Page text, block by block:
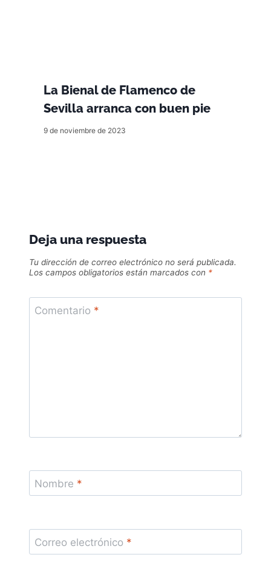
La Bienal de Flamenco de
Sevilla arranca con buen pie
9 de noviembre de 2023
Deja una respuesta
Tu dirección de correo electrónico no será publicada.
Los campos obligatorios están marcados con *
Comentario *
Nombre *
Correo electrónico *